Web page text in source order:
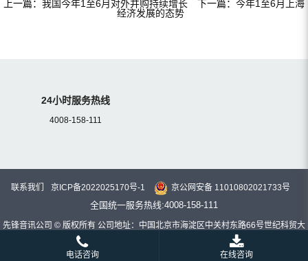
上一篇： 我国今年1至6月对外并购持续增长 下一篇： 今年1至6月上海
经济发展的态势
24小时服务热线
4008-158-111
联系我们 京ICP备2022025170号-1 京公网安备 11010802021733号
全国统一服务热线:4008-158-111
先锋音讯公司 © 版权所有 公司地址：中国北京市海淀区中关村东路66号世纪科贸大
电话咨询
在线咨询